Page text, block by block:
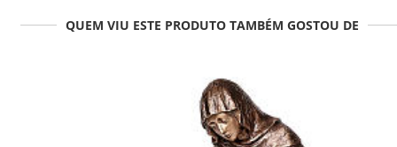
QUEM VIU ESTE PRODUTO TAMBÉM GOSTOU DE